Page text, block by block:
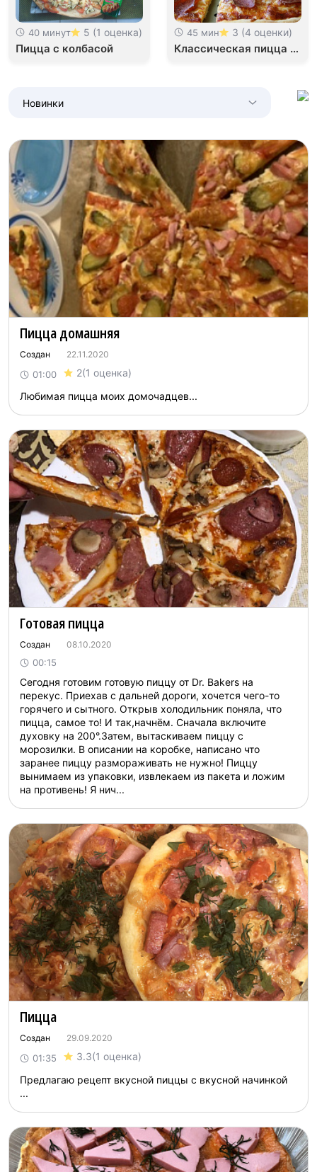
40 минут 5 (1 оценка)
Пицца с колбасой
45 мин 3 (4 оценки)
Классическая пицца с
Новинки
Пицца домашняя
Создан 22.11.2020
01:00 2(1 оценка)
Любимая пицца моих домочадцев...
Готовая пицца
Создан 08.10.2020
00:15
Сегодня готовим готовую пиццу от Dr. Bakers на
перекус. Приехав с дальней дороги, хочется чего-то
горячего и сытного. Открыв холодильник поняла, что
пицца, самое то! И так,начнём. Сначала включите
духовку на 200°.Затем, вытаскиваем пиццу с
морозилки. В описании на коробке, написано что
заранее пиццу размораживать не нужно! Пиццу
вынимаем из упаковки, извлекаем из пакета и ложим
на противень! Я нич...
Пицца
Создан 29.09.2020
01:35 3.3(1 оценка)
Предлагаю рецепт вкусной пиццы с вкусной начинкой
...